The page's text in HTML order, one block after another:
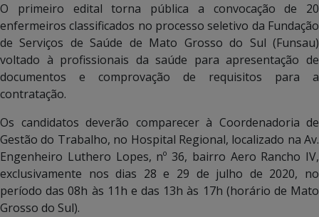
O primeiro edital torna pública a convocação de 20
enfermeiros classificados no processo seletivo da Fundação
de Serviços de Saúde de Mato Grosso do Sul (Funsau)
voltado à profissionais da saúde para apresentação de
documentos e comprovação de requisitos para a
contratação.
Os candidatos deverão comparecer à Coordenadoria de
Gestão do Trabalho, no Hospital Regional, localizado na Av.
Engenheiro Luthero Lopes, nº 36, bairro Aero Rancho IV,
exclusivamente nos dias 28 e 29 de julho de 2020, no
período das 08h às 11h e das 13h às 17h (horário de Mato
Grosso do Sul).